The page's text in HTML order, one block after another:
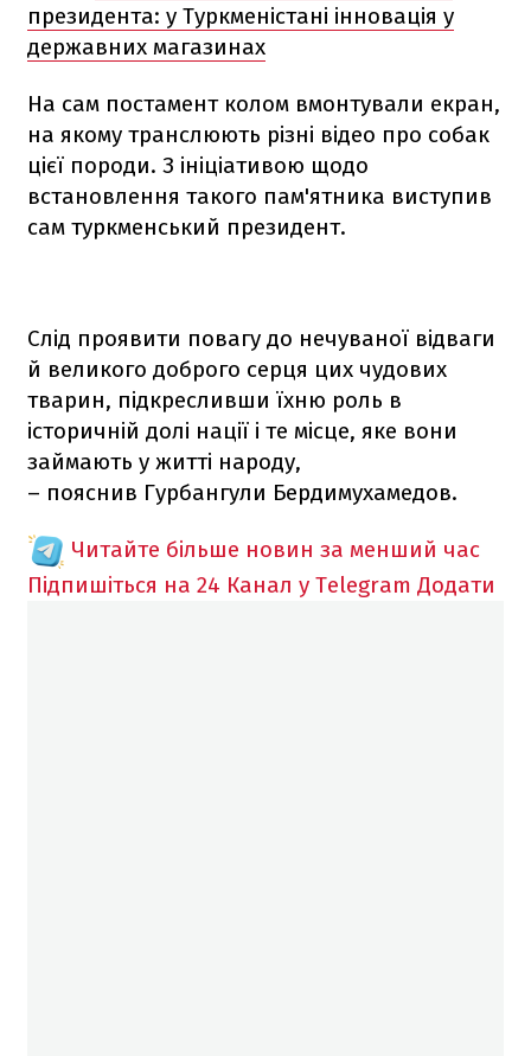
президента: у Туркменістані інновація у
державних магазинах
На сам постамент колом вмонтували екран,
на якому транслюють різні відео про собак
цієї породи. З ініціативою щодо
встановлення такого пам'ятника виступив
сам туркменський президент.
Слід проявити повагу до нечуваної відваги
й великого доброго серця цих чудових
тварин, підкресливши їхню роль в
історичній долі нації і те місце, яке вони
займають у житті народу,
– пояснив Гурбангули Бердимухамедов.
Читайте більше новин за менший час
Підпишіться на 24 Канал у Telegram Додати